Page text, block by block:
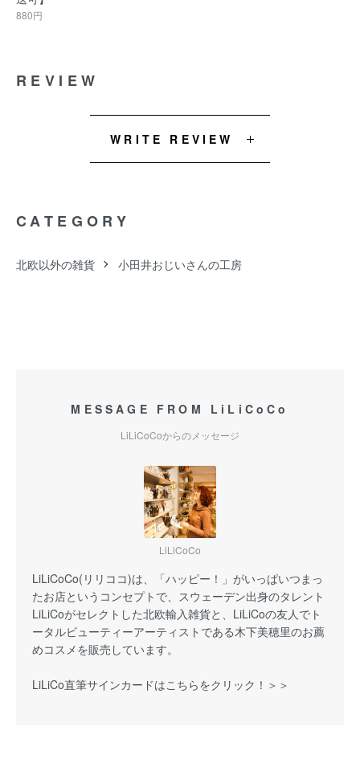
880円
REVIEW
WRITE REVIEW
CATEGORY
北欧以外の雑貨 小田井おじいさんの工房
MESSAGE FROM LiLiCoCo
LiLiCoCoからのメッセージ
LiLiCoCo
LiLiCoCo(リリココ)は、「ハッピー！」がいっぱいつまっ
たお店というコンセプトで、スウェーデン出身のタレント
LiLiCoがセレクトした北欧輸入雑貨と、LiLiCoの友人でト
ータルビューティーアーティストである木下美穂里のお薦
めコスメを販売しています。
LiLiCo直筆サインカードはこちらをクリック！＞＞